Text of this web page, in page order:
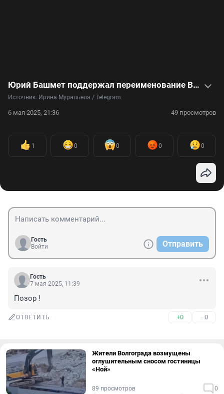
Юрий Башмет поддержал переименование Волгограда в Сталинград
Источник: Ирина Муравьева / Telegram
6 мая 2025, 21:36 49 просмотров
1 0 0 0 0
Гость
Войти
Отправить
Гость
7 мая 2025, 11:39
Позор !
ОТВЕТИТЬ +0 –0
Жители Волгограда возмущены
оглушительным сносом гостиницы
«Ной»
89 просмотров 0